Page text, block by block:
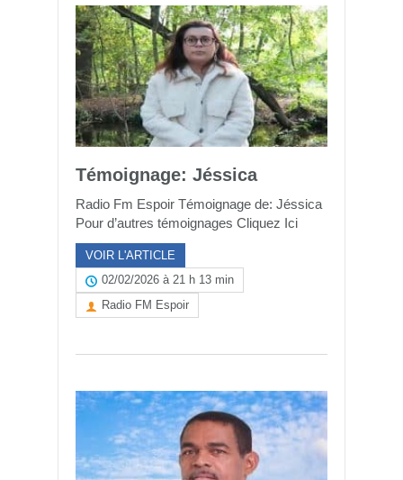
Témoignage: Jéssica
Radio Fm Espoir Témoignage de: Jéssica
Pour d’autres témoignages Cliquez Ici
VOIR L'ARTICLE
02/02/2026 à 21 h 13 min
Radio FM Espoir